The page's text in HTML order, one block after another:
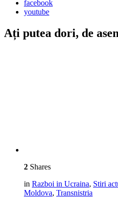
facebook
youtube
Ați putea dori, de
2 Shares
in Razboi in Ucraina, Stiri
Moldova, Transnistria